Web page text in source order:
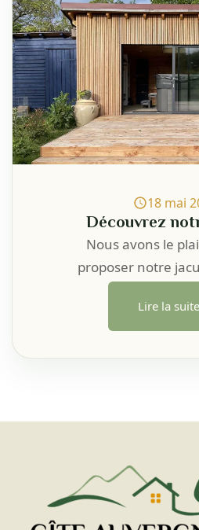
18 mai
Découvrez
Nous avons le
proposer notre
Lire la suite